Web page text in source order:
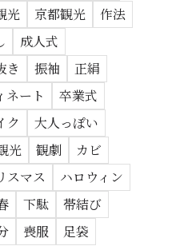
光 京都観光
作法
成人式
き 振袖
正絹
ネート
卒業式
ク
大人っぽい
光 観劇
カビ
スマス
ハロウィン
下駄
帯結び
喪服
足袋